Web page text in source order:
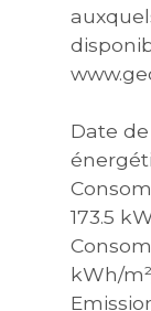
Date
173.5
kWh/